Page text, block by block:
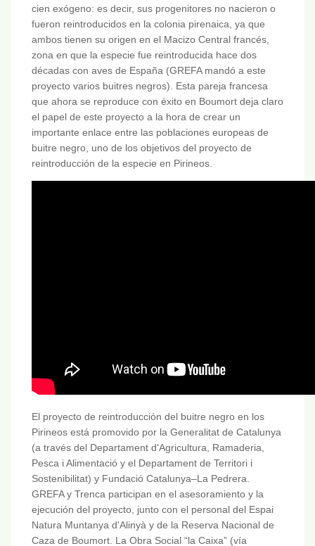
cien exógeno: es decir, sus progenitores no nacieron o
fueron reintroducidos en la colonia pirenaica, ya que
ambos tienen su origen en el Macizo Central francés,
zona en que la especie fue reintroducida hace dos
décadas con aves de España (GREFA mandó a este
proyecto varios buitres negros). Esta pareja francesa
que ahora se reproduce con éxito en Boumort deja claro
el papel de este proyecto a la hora de crear un
importante enlace entre las poblaciones europeas de
buitre negro, uno de los objetivos del proyecto de
reintroducción de la especie en Pirineos.
El proyecto de reintroducción del buitre negro en los
Pirineos está promovido por la Generalitat de Catalunya
(a través del Departament d'Agricultura, Ramaderia,
Pesca i Alimentació y el Departament de Territori i
Sostenibilitat) y Fundació Catalunya–La Pedrera.
GREFA y Trenca participan en el asesoramiento y la
ejecución del proyecto, junto con el personal del Espai
Natura Muntanya d'Alinyà y de la Reserva Nacional de
Caza de Boumort. La Obra Social “la Caixa” (vía